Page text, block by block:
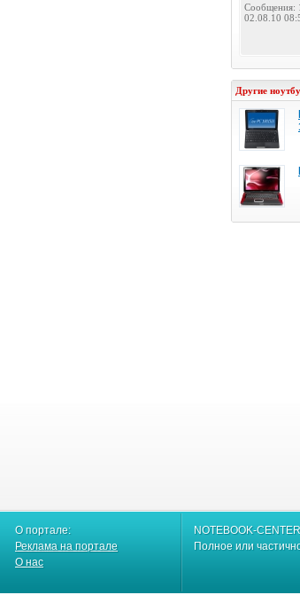
Сообщения:
02.08.10
Другие
О портале:
Реклама на портале
О нас
NOTEBOOK-
Полное или